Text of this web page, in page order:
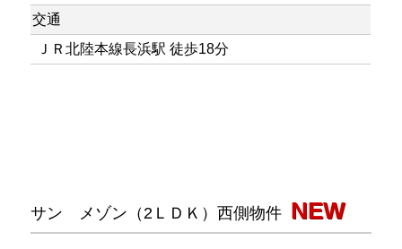
交通
ＪＲ北陸本線長浜駅 徒歩18分
サン メゾン（2ＬＤＫ）西側物件 NEW